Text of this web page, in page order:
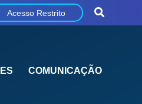
Acesso Restrito
COMUNICAÇÃO